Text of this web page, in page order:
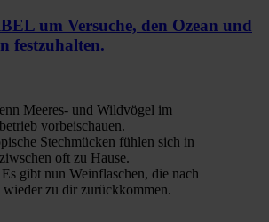
um Versuche, den Ozean und
festzuhalten.
Meeres- und Wildvögel im
vorbeischauen.
Stechmücken fühlen sich in
oft zu Hause.
Es gibt nun Weinflaschen, die nach
zu dir zurückkommen.